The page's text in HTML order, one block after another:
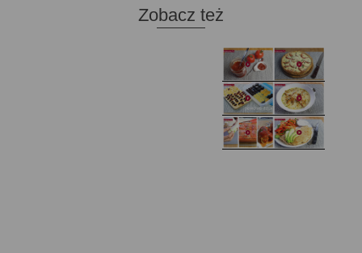
Zobacz też
Domowy ketchup (bez
cukru)
Tarta francuska z
cebulą i pomidorem
Domowe żelki
Zupa kurkowa z
selerem i pietruszką